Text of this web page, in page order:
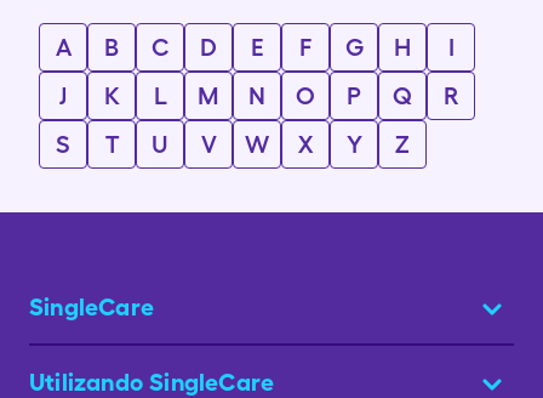
A B C D E F G H
I
J
K L M N O P Q
R
S
T U V W X Y Z
SingleCare
Utilizando SingleCare